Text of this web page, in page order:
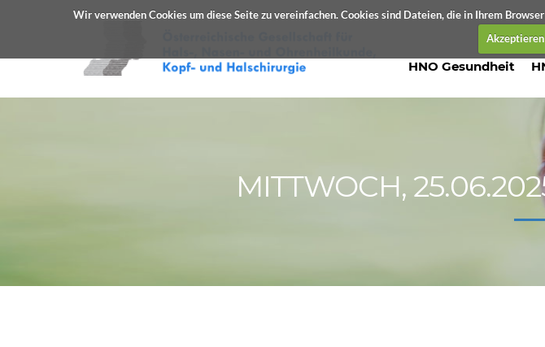
Wir verwenden Cookies um diese Seite zu vereinfachen. Cookies sind Dateien, die in Ihrem
Akzeptieren
HNO Gesundheit
MITTWOCH,